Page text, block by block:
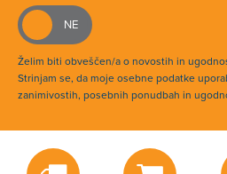
Želim biti obveščen/a o novostih in
Strinjam se, da moje osebne podatke
zanimivostih, posebnih ponudbah in